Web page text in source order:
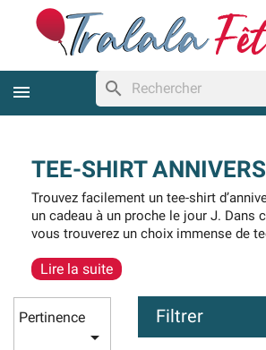
search
TEE-SHIRT
Trouvez facilement un tee-shirt
un cadeau à un proche le jour J. Dans
vous trouverez un choix immense de
humoristiques pour les hommes et les
shirts d’anniversaire pour les 18 ans
ans, 50 ans, 60 ans, 70 ans et les 80
les modèles « anniversaire » qui
Lire la suite
Pertinence

Filtrer